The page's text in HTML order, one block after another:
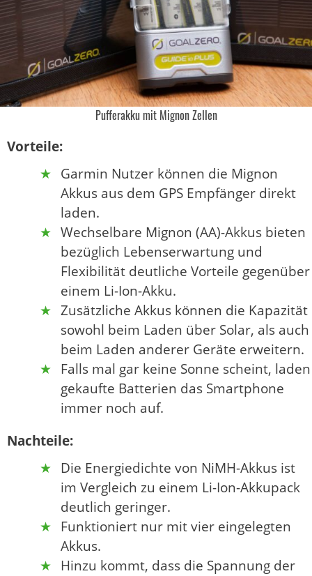
Pufferakku mit Mignon Zellen
Vorteile:
Garmin Nutzer können die Mignon
Akkus aus dem GPS Empfänger direkt
laden.
Wechselbare Mignon (AA)-Akkus bieten
bezüglich Lebenserwartung und
Flexibilität deutliche Vorteile gegenüber
einem Li-Ion-Akku.
Zusätzliche Akkus können die Kapazität
sowohl beim Laden über Solar, als auch
beim Laden anderer Geräte erweitern.
Falls mal gar keine Sonne scheint, laden
gekaufte Batterien das Smartphone
immer noch auf.
Nachteile:
Die Energiedichte von NiMH-Akkus ist
im Vergleich zu einem Li-Ion-Akkupack
deutlich geringer.
Funktioniert nur mit vier eingelegten
Akkus.
Hinzu kommt, dass die Spannung der